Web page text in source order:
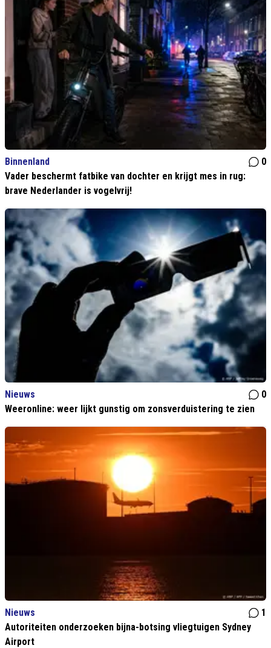
Binnenland
0
Vader beschermt fatbike van dochter en krijgt mes in rug:
brave Nederlander is vogelvrij!
Nieuws
0
Weeronline: weer lijkt gunstig om zonsverduistering te zien
Nieuws
1
Autoriteiten onderzoeken bijna-botsing vliegtuigen Sydney
Airport